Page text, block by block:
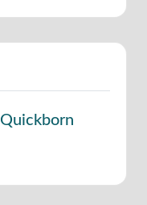
Quickborn